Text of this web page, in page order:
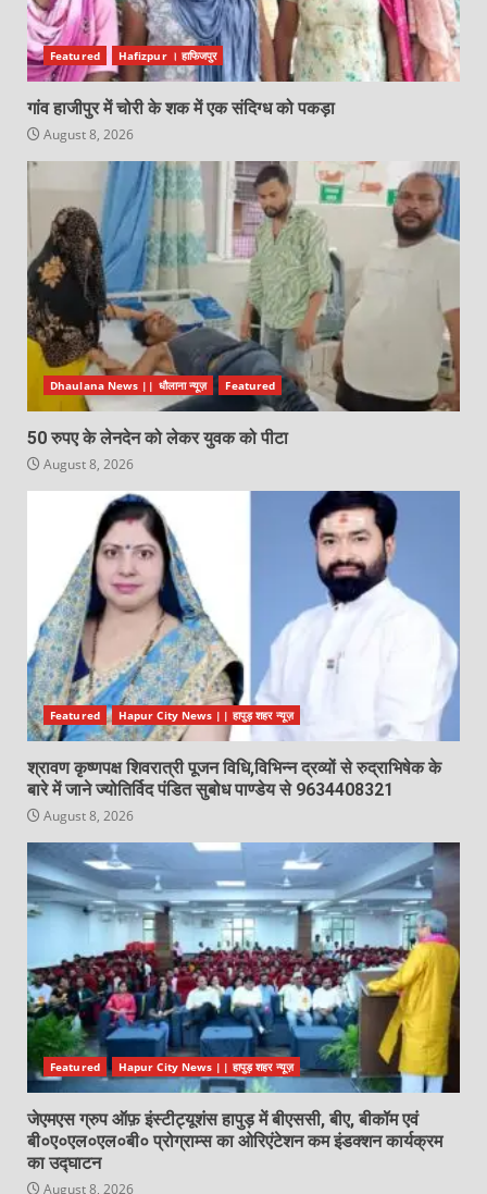
Featured Hafizpur । हाफिजपुर
गांव हाजीपुर में चोरी के शक में एक संदिग्ध को पकड़ा
August 8, 2026
Dhaulana News || धौलाना न्यूज़ Featured
50 रुपए के लेनदेन को लेकर युवक को पीटा
August 8, 2026
Featured Hapur City News || हापुड़ शहर न्यूज़
श्रावण कृष्णपक्ष शिवरात्री पूजन विधि,विभिन्न द्रव्यों से रुद्राभिषेक के
बारे में जाने ज्योतिर्विद पंडित सुबोध पाण्डेय से 9634408321
August 8, 2026
Featured Hapur City News || हापुड़ शहर न्यूज़
जेएमएस ग्रुप ऑफ़ इंस्टीट्यूशंस हापुड़ में बीएससी, बीए, बीकॉम एवं
बी०ए०एल०एल०बी० प्रोग्राम्स का ओरिएंटेशन कम इंडक्शन कार्यक्रम
का उद्घाटन
August 8, 2026